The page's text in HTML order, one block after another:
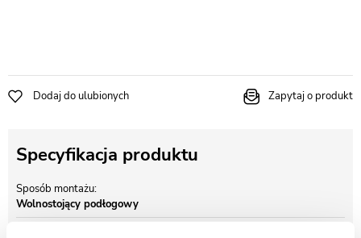
Dodaj do ulubionych Zapytaj o produkt
Specyfikacja produktu
Sposób montażu
Wolnostojący podłogowy